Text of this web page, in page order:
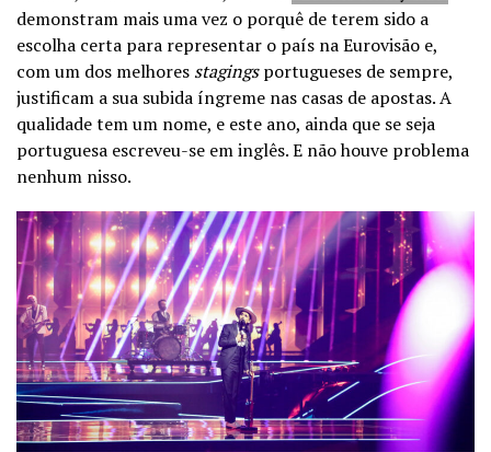
demonstram mais uma vez o porquê de terem sido a
escolha certa para representar o país na Eurovisão e,
com um dos melhores stagingsportugueses de sempre,
justificam a sua subida íngreme nas casas de apostas. A
qualidade tem um nome, e este ano, ainda que se seja
portuguesa escreveu-se em inglês. E não houve problema
nenhum nisso.